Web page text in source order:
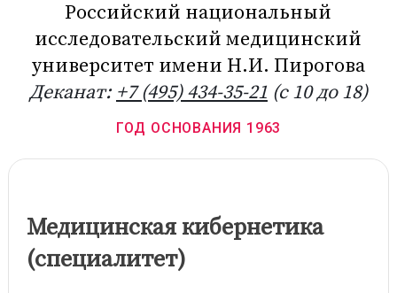
Российский национальный
исследовательский медицинский
университет имени Н.И. Пирогова
Деканат: +7 (495) 434-35-21 (c 10 до 18)
ГОД ОСНОВАНИЯ 1963
Медицинская кибернетика
(специалитет)